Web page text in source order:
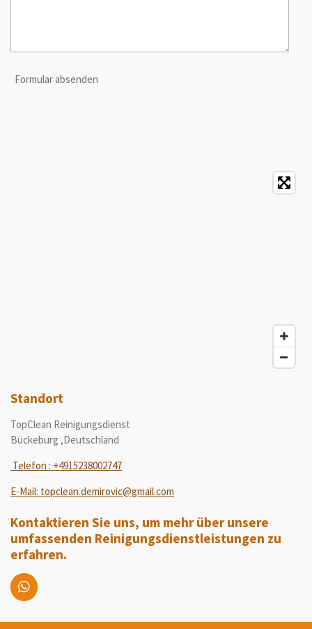
Formular absenden
Standort
TopClean Reinigungsdienst
Bückeburg ,Deutschland
Telefon : +4915238002747
E-Mail: topclean.demirovic@gmail.com
Kontaktieren Sie uns, um mehr über unsere
umfassenden Reinigungsdienstleistungen zu
erfahren.
W
h